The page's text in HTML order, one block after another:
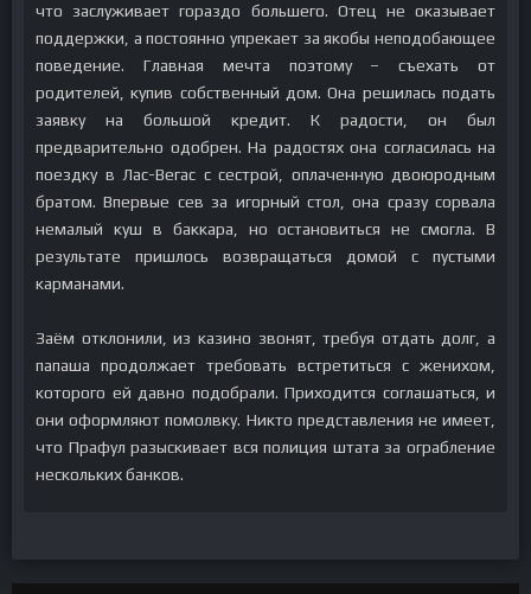
что заслуживает гораздо большего. Отец не оказывает
поддержки, а постоянно упрекает за якобы неподобающее
поведение. Главная мечта поэтому – съехать от
родителей, купив собственный дом. Она решилась подать
заявку на большой кредит. К радости, он был
предварительно одобрен. На радостях она согласилась на
поездку в Лас-Вегас с сестрой, оплаченную двоюродным
братом. Впервые сев за игорный стол, она сразу сорвала
немалый куш в баккара, но остановиться не смогла. В
результате пришлось возвращаться домой с пустыми
карманами.
Заём отклонили, из казино звонят, требуя отдать долг, а
папаша продолжает требовать встретиться с женихом,
которого ей давно подобрали. Приходится соглашаться, и
они оформляют помолвку. Никто представления не имеет,
что Прафул разыскивает вся полиция штата за ограбление
нескольких банков.